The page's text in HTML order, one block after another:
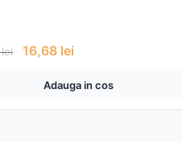
lei 16,68 lei
Adauga in cos